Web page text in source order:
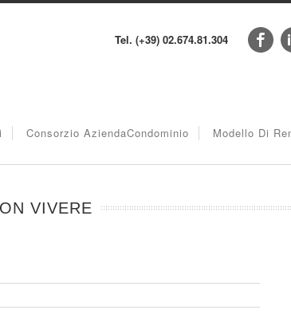
Tel. (+39) 02.674.81.304
Consorzio AziendaCondominio Modello Di
VIVERE